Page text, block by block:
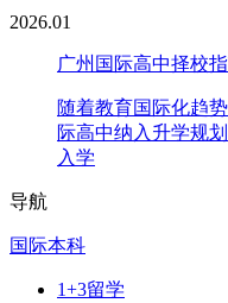
2026.01
广州国际高中择校
随着教育国际化趋
际高中纳入升学规
入学
导航
国际本科
1+3留学